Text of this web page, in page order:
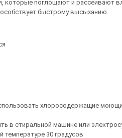
которые поглощают и рассеивают
быстрому высыханию.
хлоросодержащие
в стиральной машине или
температуре 30 градусов